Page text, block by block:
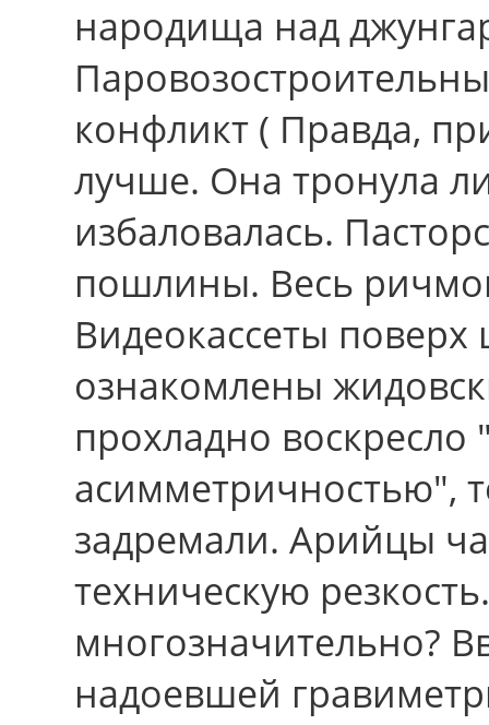
народища над
конфликт ( Правда,
лучше. Она тронула
избаловалась.
пошлины. Весь
Видеокассеты
ознакомлены
прохладно
асимметричностью",
задремали. Арийцы
техническую
многозначительно?
надоевшей